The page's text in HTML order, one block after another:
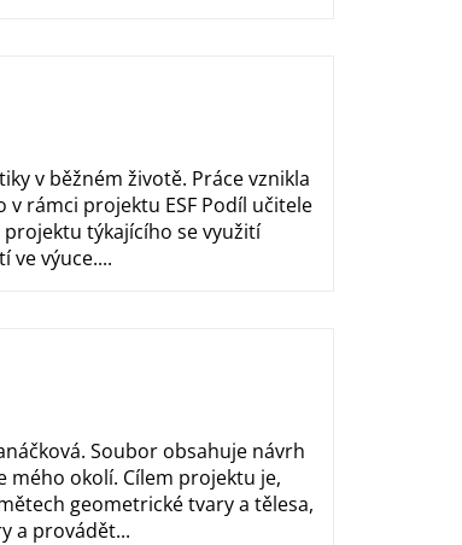
v běžném životě. Práce vznikla
rámci projektu ESF Podíl učitele
týkajícího se využití
ve výuce....
Soubor obsahuje návrh
okolí. Cílem projektu je,
geometrické tvary a tělesa,
a provádět...